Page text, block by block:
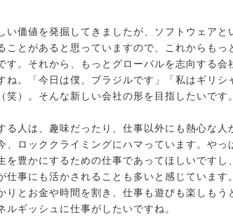
い価値を発掘してきましたが、ソフトウェアと
ことがあると思っていますので、これからもっ
す。それから、もっとグローバルを志向する会
ね。「今日は僕、ブラジルです」「私はギリシ
笑）。そんな新しい会社の形を目指したいです。
る人は、趣味だったり、仕事以外にも熱心な人
、ロッククライミングにハマっています。やっ
を豊かにするための仕事であってほしいですし
仕事にも活かされることも多いと感じています
りとお金や時間を割き、仕事も遊びも楽しもう
ルギッシュに仕事がしたいですね。